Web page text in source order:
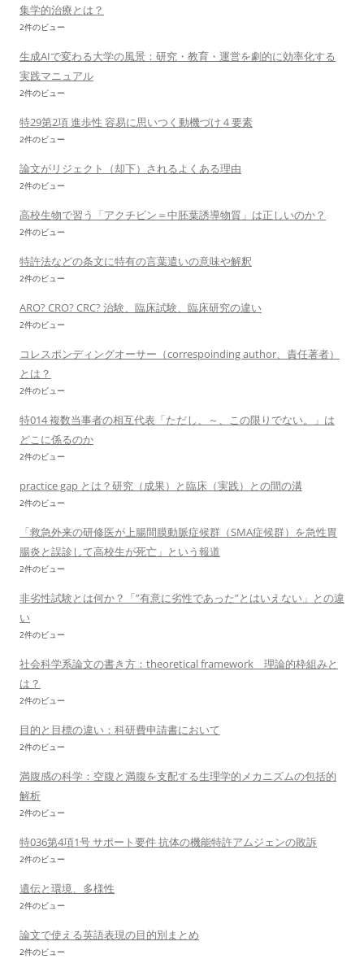
集学的治療とは？
2件のビュー
生成AIで変わる大学の風景：研究・教育・運営を劇的に効率化する
実践マニュアル
2件のビュー
特29第2項 進歩性 容易に思いつく動機づけ４要素
2件のビュー
論文がリジェクト（却下）されるよくある理由
2件のビュー
高校生物で習う「アクチビン＝中胚葉誘導物質」は正しいのか？
2件のビュー
特許法などの条文に特有の言葉遣いの意味や解釈
2件のビュー
ARO? CRO? CRC? 治験、臨床試験、臨床研究の違い
2件のビュー
コレスポンディングオーサー（correspoinding author、責任著者）
とは？
2件のビュー
特014 複数当事者の相互代表「ただし、～、この限りでない。」は
どこに係るのか
2件のビュー
practice gap とは？研究（成果）と臨床（実践）との間の溝
2件のビュー
「救急外来の研修医が上腸間膜動脈症候群（SMA症候群）を急性胃
腸炎と誤診して高校生が死亡」という報道
2件のビュー
非劣性試験とは何か？「”有意に劣性であった”とはいえない」との違
い
2件のビュー
社会科学系論文の書き方：theoretical framework 理論的枠組みと
は？
2件のビュー
目的と目標の違い：科研費申請書において
2件のビュー
満腹感の科学：空腹と満腹を支配する生理学的メカニズムの包括的
解析
2件のビュー
特036第4項1号 サポート要件 抗体の機能特許アムジェンの敗訴
2件のビュー
遺伝と環境、多様性
2件のビュー
論文で使える英語表現の目的別まとめ
2件のビュー